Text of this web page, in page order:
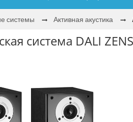
системы Активная акустика
система DALI